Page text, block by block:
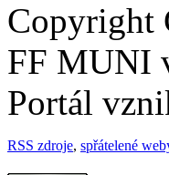
Copyright
FF MUNI
Portál
RSS zdroje, spřátelené